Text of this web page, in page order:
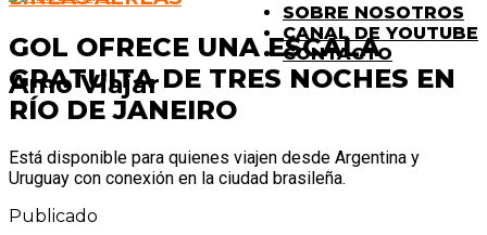
Amo Viajar
SOBRE NOSOTROS
CANAL DE YOUTUBE
CONTACTO
GOL OFRECE UNA ESCALA
GRATUITA DE TRES NOCHES EN
RÍO DE JANEIRO
Está disponible para quienes viajen desde Argentina y
Uruguay con conexión en la ciudad brasileña.
Publicado